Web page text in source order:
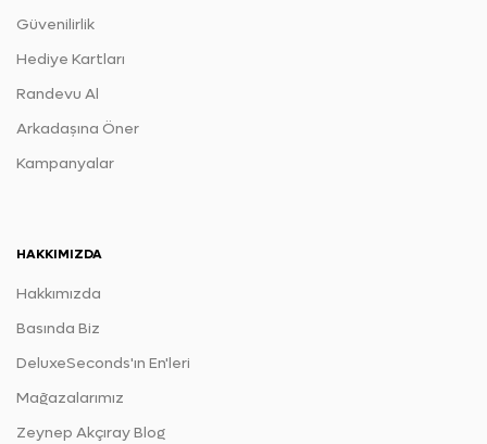
Güvenilirlik
Hediye Kartları
Randevu Al
Arkadaşına Öner
Kampanyalar
HAKKIMIZDA
Hakkımızda
Basında Biz
DeluxeSeconds'ın En'leri
Mağazalarımız
Zeynep Akçıray Blog